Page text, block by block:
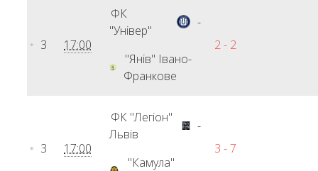
3 17:00
ФК
"Універ"
-
"Янів" Івано-
Франкове
2 - 2
3 17:00
ФК "Легіон"
Львів
-
"Камула"
3 - 7